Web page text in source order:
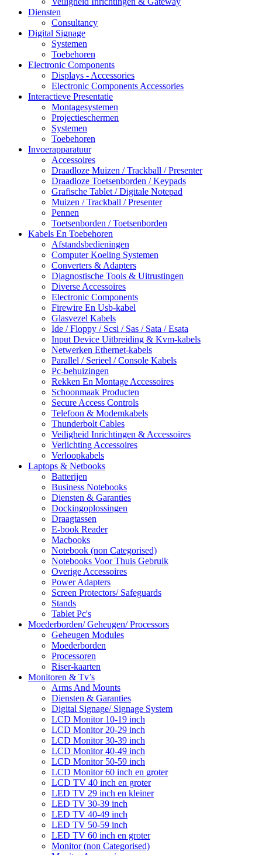
Diensten
Consultancy
Digital Signage
Systemen
Toebehoren
Electronic Components
Displays - Accessories
Electronic Components Accessories
Interactieve Presentatie
Montagesystemen
Projectieschermen
Systemen
Toebehoren
Invoerapparatuur
Accessoires
Draadloze Muizen / Trackball / Presenter
Draadloze Toetsenborden / Keypads
Grafische Tablet / Digitale Notepad
Muizen / Trackball / Presenter
Pennen
Toetsenborden / Toetsenborden
Kabels En Toebehoren
Afstandsbedieningen
Computer Koeling Systemen
Converters & Adapters
Diagnostische Tools & Uitrustingen
Diverse Accessoires
Electronic Components
Firewire En Usb-kabel
Glasvezel Kabels
Ide / Floppy / Scsi / Sas / Sata / Esata
Input Device Uitbreiding & Kvm-kabels
Netwerken Ethernet-kabels
Parallel / Serieel / Console Kabels
Pc-behuizingen
Rekken En Montage Accessoires
Schoonmaak Producten
Secure Access Controls
Telefoon & Modemkabels
Thunderbolt Cables
Veiligheid Inrichtingen & Accessoires
Verlichting Accessoires
Verloopkabels
Laptops & Netbooks
Batterijen
Business Notebooks
Diensten & Garanties
Dockingoplossingen
Draagtassen
E-book Reader
Macbooks
Notebook (non Categorised)
Notebooks Voor Thuis Gebruik
Overige Accessoires
Power Adapters
Screen Protectors/ Safeguards
Stands
Tablet Pc's
Moederborden/ Geheugen/ Processors
Geheugen Modules
Moederborden
Processoren
Riser-kaarten
Monitoren & Tv’s
Arms And Mounts
Diensten & Garanties
Digital Signage/ Signage System
LCD Monitor 10-19 inch
LCD Monitor 20-29 inch
LCD Monitor 30-39 inch
LCD Monitor 40-49 inch
LCD Monitor 50-59 inch
LCD Monitor 60 inch en groter
LCD TV 40 inch en groter
LED TV 29 inch en kleiner
LED TV 30-39 inch
LED TV 40-49 inch
LED TV 50-59 inch
LED TV 60 inch en groter
Monitor (non Categorised)